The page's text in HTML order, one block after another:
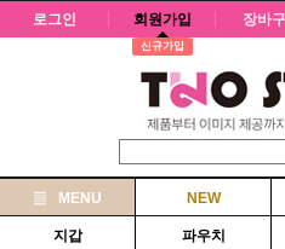
로그인 회원가입
신규가입
장바
MENU NEW
지갑 파우치